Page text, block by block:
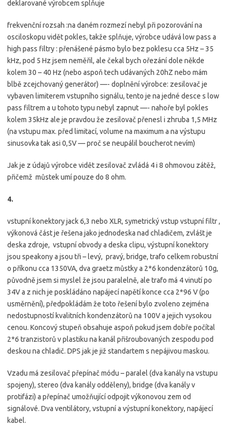
deklarované výrobcem splňuje
frekvenční rozsah :na daném rozmezí nebyl při pozorování na
osciloskopu vidět pokles, takže splňuje, výrobce udává low pass a
high pass filtry : přenášené pásmo bylo bez poklesu cca 5Hz – 35
kHz, pod 5 Hz jsem neměřil, ale čekal bych ořezání dole někde
kolem 30 – 40 Hz (nebo aspoň tech udávaných 20hZ nebo mám
blbě zcejchovaný generátor) —- doplnění výrobce: zesilovač je
vybaven limiterem vstupního signálu, tento je na jedné desce s low
pass filtrem a u tohoto typu nebyl zapnut —- nahoře byl pokles
kolem 35kHz ale je pravdou že zesilovač přenesl i zhruba 1,5 MHz
(na vstupu max. před limitací, volume na maximum a na výstupu
sinusovka tak asi 0,5V — proč se neupálil boucherot nevím)
Jak je z údajů výrobce vidět zesilovač zvládá 4 i 8 ohmovou zátěž,
přičemž můstek umí pouze do 8 ohm.
4.
vstupní konektory jack 6,3 nebo XLR, symetrický vstup vstupní filtr ,
výkonová část je řešena jako jednodeska nad chladičem, zvlášt je
deska zdroje, vstupní obvody a deska clipu, výstupní konektory
jsou speakony a jsou tři – levý, pravý, bridge, trafo celkem robustní
o příkonu cca 1350VA, dva graetz můstky a 2*6 kondenzátorů 10g,
původně jsem si myslel že jsou paralelně, ale trafo má 4 vinutí po
34V a z nich je poskládáno napájecí napětí konce cca 2*96 V (po
usměrnění), předpokládám že toto řešení bylo zvoleno zejména
nedostupností kvalitních kondenzátorů na 100V a jejich vysokou
cenou. Koncový stupeň obsahuje aspoň pokud jsem dobře počítal
2*6 tranzistorů v plastiku na kanál přišroubovaných zespodu pod
deskou na chladič. DPS jak je již standartem s nepájivou maskou.
Vzadu má zesilovač přepínač módu – paralel (dva kanály na vstupu
spojeny), stereo (dva kanály odděleny), bridge (dva kanály v
protifázi) a přepínač umožňující odpojit výkonovou zem od
signálové. Dva ventilátory, vstupní a výstupní konektory, napájecí
kabel.